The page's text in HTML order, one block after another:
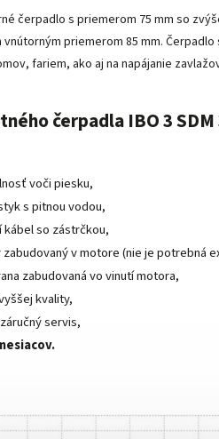
čerpadlo s priemerom 75 mm so
vnútorným priemerom 85 mm.
fariem, ako aj na napájanie
čerpadla IBO 3
voči piesku,
s pitnou vodou,
kábel so zástrčkou,
v motore (nie je potrebná
zabudovaná vo vinutí motora,
kvality,
servis,